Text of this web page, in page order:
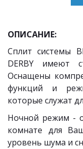
ОПИСАНИЕ:
Сплит системы
DERBY имеют
Оснащены
функций и
которые служат
Ночной режим -
комнате для
уровень шума и